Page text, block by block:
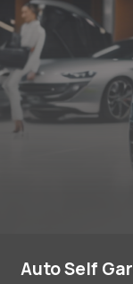
Auto Self